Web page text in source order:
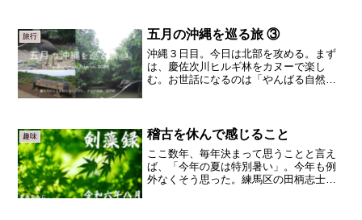
る。悪癖のご指摘はその最...
旅行 五月の沖縄を巡る旅 ③
沖縄３日目。今日は北部を攻める。まず
は、慶佐次川ヒルギ林をカヌーで楽し
む。お世話になるのは「やんばる自然
村、慶佐次（げさし）区は慶佐次...
趣味 稽古を休んで感じること
ここ数年、毎年決まって思うことと言え
ば、「今年の夏は特別暑い」。今年も例
外なくそう思った。練馬区の田柄志士会